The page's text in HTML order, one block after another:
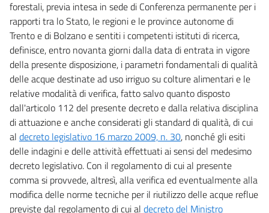
forestali, previa intesa in sede di Conferenza permanente per i
rapporti tra lo Stato, le regioni e le province autonome di
Trento e di Bolzano e sentiti i competenti istituti di ricerca,
definisce, entro novanta giorni dalla data di entrata in vigore
della presente disposizione, i parametri fondamentali di qualità
delle acque destinate ad uso irriguo su colture alimentari e le
relative modalità di verifica, fatto salvo quanto disposto
dall'articolo 112 del presente decreto e dalla relativa disciplina
di attuazione e anche considerati gli standard di qualità, di cui
al decreto legislativo 16 marzo 2009, n. 30, nonché gli esiti
delle indagini e delle attività effettuati ai sensi del medesimo
decreto legislativo. Con il regolamento di cui al presente
comma si provvede, altresì, alla verifica ed eventualmente alla
modifica delle norme tecniche per il riutilizzo delle acque reflue
previste dal regolamento di cui al decreto del Ministro